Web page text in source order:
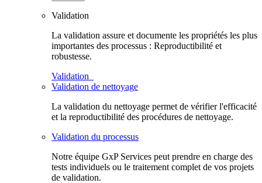
Validation
La validation assure et documente les propriétés les plus
importantes des processus : Reproductibilité et
robustesse.
Validation
Validation de nettoyage
La validation du nettoyage permet de vérifier l'efficacité
et la reproductibilité des procédures de nettoyage.
Validation du processus
Notre équipe GxP Services peut prendre en charge des
tests individuels ou le traitement complet de vos projets
de validation.